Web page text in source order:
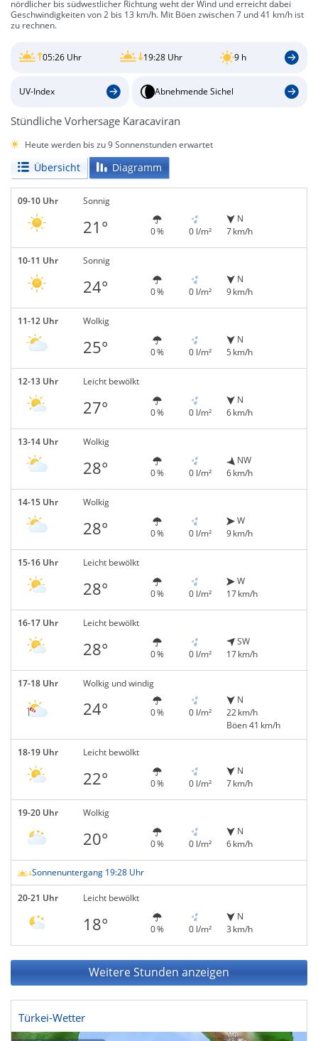
nördlicher bis südwestlicher Richtung weht der Wind und erreicht dabei
Geschwindigkeiten von 2 bis 13 km/h. Mit Böen zwischen 7 und 41 km/h ist
zu rechnen.
05:26 Uhr 19:28 Uhr 9 h
UV-Index Abnehmende Sichel
Stündliche Vorhersage Karacaviran
Heute werden bis zu 9 Sonnenstunden erwartet
Übersicht Diagramm
09-10 Uhr Sonnig
21° 0 % 0 l/m²
N
7 km/h
10-11 Uhr Sonnig
24° 0 % 0 l/m²
N
9 km/h
11-12 Uhr Wolkig
25° 0 % 0 l/m²
N
5 km/h
12-13 Uhr Leicht bewölkt
27° 0 % 0 l/m²
N
6 km/h
13-14 Uhr Wolkig
28° 0 % 0 l/m²
NW
6 km/h
14-15 Uhr Wolkig
28° 0 % 0 l/m²
W
9 km/h
15-16 Uhr Leicht bewölkt
28° 0 % 0 l/m²
W
17 km/h
16-17 Uhr Leicht bewölkt
28° 0 % 0 l/m²
SW
17 km/h
17-18 Uhr Wolkig und windig
24° 0 % 0 l/m²
N
22 km/h
Böen 41 km/h
18-19 Uhr Leicht bewölkt
22° 0 % 0 l/m²
N
7 km/h
19-20 Uhr Wolkig
20° 0 % 0 l/m²
N
6 km/h
Sonnenuntergang 19:28 Uhr
20-21 Uhr Leicht bewölkt
18° 0 % 0 l/m²
N
3 km/h
Weitere Stunden anzeigen
Türkei-Wetter